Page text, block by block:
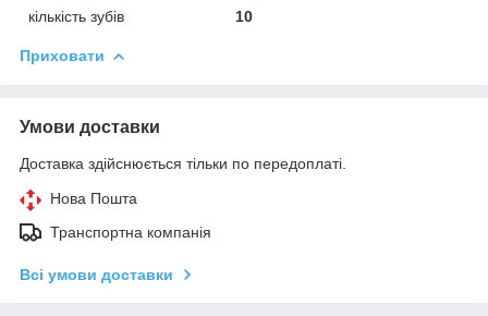
кількість зубів
10
Приховати
Умови доставки
Доставка здійснюється тільки по передоплаті.
Нова Пошта
Транспортна компанія
Всі умови доставки